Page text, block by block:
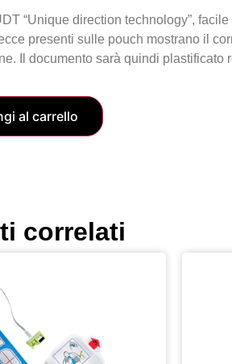
“Unique direction technology”,
presenti sulle pouch mostrano il
Il documento sarà quindi plastificato
al carrello
correlati